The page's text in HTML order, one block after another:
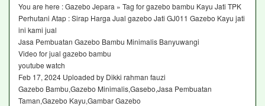
You are here : Gazebo Jepara » Tag for gazebo bambu Kayu Jati TPK
Perhutani Atap : Sirap Harga Jual gazebo Jati GJ011 Gazebo Kayu jati
ini kami jual
Jasa Pembuatan Gazebo Bambu Minimalis Banyuwangi
Video for jual gazebo bambu
youtube watch
Feb 17, 2024 Uploaded by Dikki rahman fauzi
Gazebo Bambu,Gazebo Minimalis,Gasebo,Jasa Pembuatan
Taman,Gazebo Kayu,Gambar Gazebo